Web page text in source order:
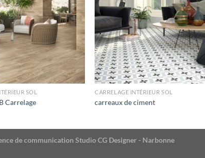
SOL
Carrelage
CARRELAGE INTÉRIEUR SOL
carreaux de ciment
de communication Studio CG Designer - Narbonne